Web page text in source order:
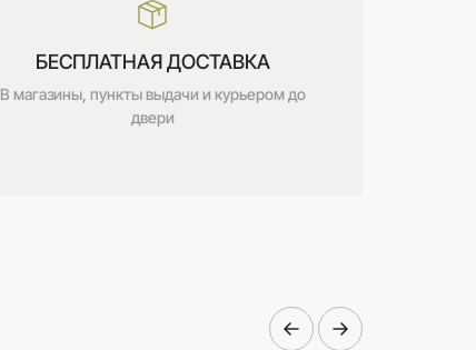
БЕСПЛАТНАЯ ДОСТАВКА
В магазины, пункты выдачи и курьером до
двери